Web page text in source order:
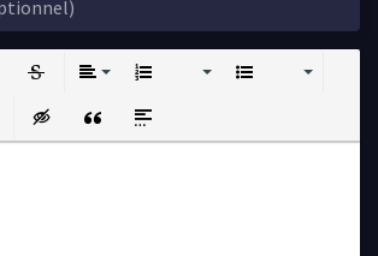
Strikethrough
link
Insert hidden text
Insert QuoteInsert spoiler